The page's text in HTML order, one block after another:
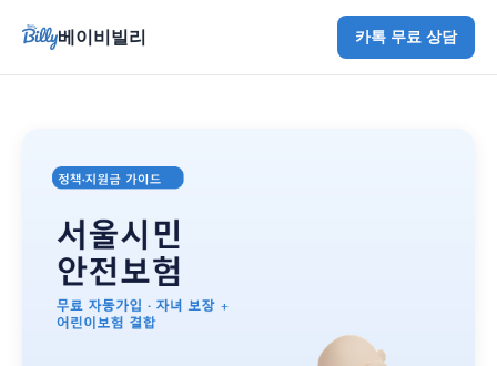
베이비빌리 카톡 무료 상담